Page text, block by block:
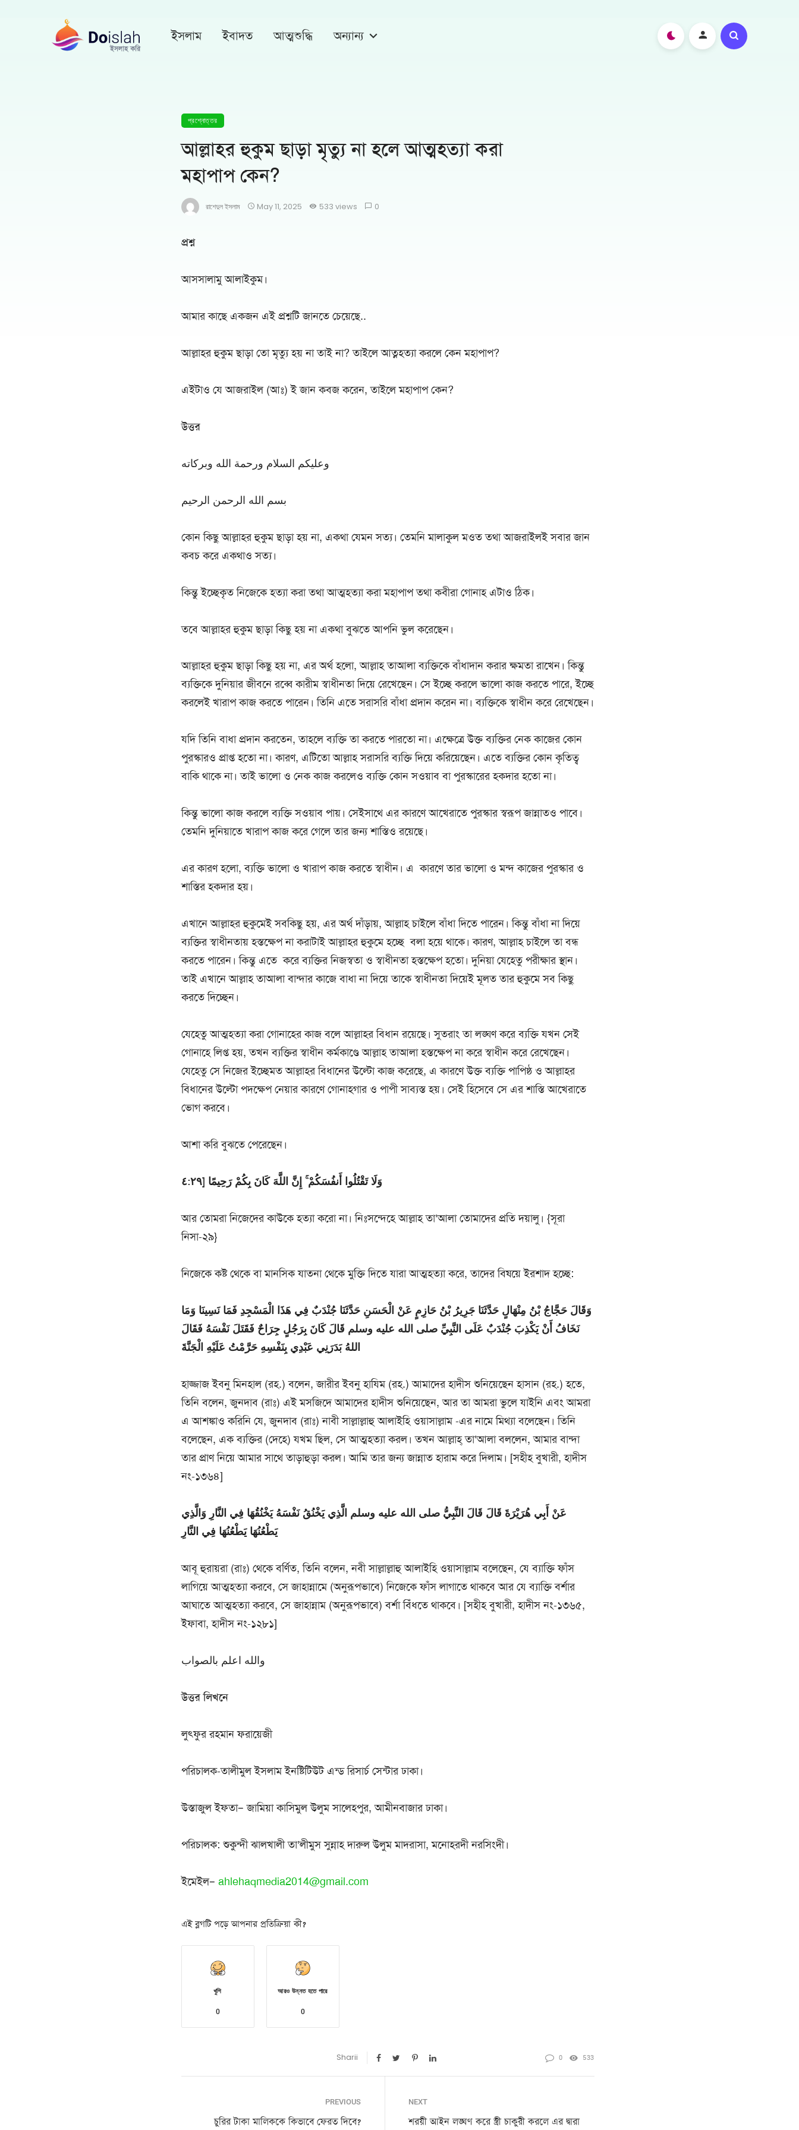
ইসলাম ইবাদত আত্মশুদ্ধি অন্যান্য
প্রশ্নোত্তর
আল্লাহর হুকুম ছাড়া মৃত্যু না হলে আত্মহত্যা করা
মহাপাপ কেন?
রাশেদুল ইসলাম May 11, 2025 533 views 0
প্রশ্ন
আসসালামু আলাইকুম।
আমার কাছে একজন এই প্রশ্নটি জানতে চেয়েছে..
আল্লাহর হুকুম ছাড়া তো মৃত্যু হয় না তাই না? তাইলে আত্নহত্যা করলে কেন মহাপাপ?
এইটাও যে আজরাইল (আঃ) ই জান কবজ করেন, তাইলে মহাপাপ কেন?
উত্তর
وعليكم السلام ورحمة الله وبركاته
بسم الله الرحمن الرحيم
কোন কিছু আল্লাহর হুকুম ছাড়া হয় না, একথা যেমন সত্য। তেমনি মালাকুল মওত তথা আজরাইলই সবার জান
কবচ করে একথাও সত্য।
কিন্তু ইচ্ছেকৃত নিজেকে হত্যা করা তথা আত্মহত্যা করা মহাপাপ তথা কবীরা গোনাহ এটাও ঠিক।
তবে আল্লাহর হুকুম ছাড়া কিছু হয় না একথা বুঝতে আপনি ভুল করেছেন।
আল্লাহর হুকুম ছাড়া কিছু হয় না, এর অর্থ হলো, আল্লাহ তাআলা ব্যক্তিকে বাঁধাদান করার ক্ষমতা রাখেন। কিন্তু
ব্যক্তিকে দুনিয়ার জীবনে রব্বে কারীম স্বাধীনতা দিয়ে রেখেছেন। সে ইচ্ছে করলে ভালো কাজ করতে পারে, ইচ্ছে
করলেই খারাপ কাজ করতে পারেন। তিনি এতে সরাসরি বাঁধা প্রদান করেন না। ব্যক্তিকে স্বাধীন করে রেখেছেন।
যদি তিনি বাধা প্রদান করতেন, তাহলে ব্যক্তি তা করতে পারতো না। এক্ষেত্রে উক্ত ব্যক্তির নেক কাজের কোন
পুরস্কারও প্রাপ্ত হতো না। কারণ, এটিতো আল্লাহ সরাসরি ব্যক্তি দিয়ে করিয়েছেন। এতে ব্যক্তির কোন কৃতিত্ব
বাকি থাকে না। তাই ভালো ও নেক কাজ করলেও ব্যক্তি কোন সওয়াব বা পুরস্কারের হকদার হতো না।
কিন্তু ভালো কাজ করলে ব্যক্তি সওয়াব পায়। সেইসাথে এর কারণে আখেরাতে পুরস্কার স্বরূপ জান্নাতও পাবে।
তেমনি দুনিয়াতে খারাপ কাজ করে গেলে তার জন্য শাস্তিও রয়েছে।
এর কারণ হলো, ব্যক্তি ভালো ও খারাপ কাজ করতে স্বাধীন। এ কারণে তার ভালো ও মন্দ কাজের পুরস্কার ও
শাস্তির হকদার হয়।
এখানে আল্লাহর হুকুমেই সবকিছু হয়, এর অর্থ দাঁড়ায়, আল্লাহ চাইলে বাঁধা দিতে পারেন। কিন্তু বাঁধা না দিয়ে
ব্যক্তির স্বাধীনতায় হস্তক্ষেপ না করাটাই আল্লাহর হুকুমে হচ্ছে বলা হয়ে থাকে। কারণ, আল্লাহ চাইলে তা বন্ধ
করতে পারেন। কিন্তু এতে করে ব্যক্তির নিজস্বতা ও স্বাধীনতা হস্তক্ষেপ হতো। দুনিয়া যেহেতু পরীক্ষার স্থান।
তাই এখানে আল্লাহ তাআলা বান্দার কাজে বাধা না দিয়ে তাকে স্বাধীনতা দিয়েই মূলত তার হুকুমে সব কিছু
করতে দিচ্ছেন।
যেহেতু আত্মহত্যা করা গোনাহের কাজ বলে আল্লাহর বিধান রয়েছে। সুতরাং তা লঙ্ঘণ করে ব্যক্তি যখন সেই
গোনাহে লিপ্ত হয়, তখন ব্যক্তির স্বাধীন কর্মকাণ্ডে আল্লাহ তাআলা হস্তক্ষেপ না করে স্বাধীন করে রেখেছেন।
যেহেতু সে নিজের ইচ্ছেমত আল্লাহর বিধানের উল্টো কাজ করেছে, এ কারণে উক্ত ব্যক্তি পাপিষ্ঠ ও আল্লাহর
বিধানের উল্টো পদক্ষেপ নেয়ার কারণে গোনাহগার ও পাপী সাব্যস্ত হয়। সেই হিসেবে সে এর শাস্তি আখেরাতে
ভোগ করবে।
আশা করি বুঝতে পেরেছেন।
وَلَا تَقْتُلُوا أَنفُسَكُمْ ۚ إِنَّ اللَّهَ كَانَ بِكُمْ رَحِيمًا [٤:٢٩
আর তোমরা নিজেদের কাউকে হত্যা করো না। নিঃসন্দেহে আল্লাহ তা’আলা তোমাদের প্রতি দয়ালু। {সূরা
নিসা-২৯}
নিজেকে কষ্ট থেকে বা মানসিক যাতনা থেকে মুক্তি দিতে যারা আত্মহত্যা করে, তাদের বিষয়ে ইরশাদ হচ্ছে:
وَقَالَ حَجَّاجُ بْنُ مِنْهَالٍ حَدَّثَنَا جَرِيرُ بْنُ حَازِمٍ عَنْ الْحَسَنِ حَدَّثَنَا جُنْدَبٌ فِي هَذَا الْمَسْجِدِ فَمَا نَسِينَا وَمَا
نَخَافُ أَنْ يَكْذِبَ جُنْدَبٌ عَلَى النَّبِيِّ صلى الله عليه وسلم قَالَ كَانَ بِرَجُلٍ جِرَاحٌ فَقَتَلَ نَفْسَهُ فَقَالَ
اللهُ بَدَرَنِي عَبْدِي بِنَفْسِهِ حَرَّمْتُ عَلَيْهِ الْجَنَّةَ
হাজ্জাজ ইবনু মিনহাল (রহ.) বলেন, জারীর ইবনু হাযিম (রহ.) আমাদের হাদীস শুনিয়েছেন হাসান (রহ.) হতে,
তিনি বলেন, জুনদাব (রাঃ) এই মসজিদে আমাদের হাদীস শুনিয়েছেন, আর তা আমরা ভুলে যাইনি এবং আমরা
এ আশঙ্কাও করিনি যে, জুনদাব (রাঃ) নাবী সাল্লাল্লাহু আলাইহি ওয়াসাল্লাম -এর নামে মিথ্যা বলেছেন। তিনি
বলেছেন, এক ব্যক্তির (দেহে) যখম ছিল, সে আত্মহত্যা করল। তখন আল্লাহ্ তা‘আলা বললেন, আমার বান্দা
তার প্রাণ নিয়ে আমার সাথে তাড়াহুড়া করল। আমি তার জন্য জান্নাত হারাম করে দিলাম। [সহীহ বুখারী, হাদীস
নং-১৩৬৪]
عَنْ أَبِي هُرَيْرَةَ قَالَ قَالَ النَّبِيُّ صلى الله عليه وسلم الَّذِي يَخْنُقُ نَفْسَهُ يَخْنُقُهَا فِي النَّارِ وَالَّذِي
يَطْعُنُهَا يَطْعُنُهَا فِي النَّارِ
আবূ হুরায়রা (রাঃ) থেকে বর্ণিত, তিনি বলেন, নবী সাল্লাল্লাহু আলাইহি ওয়াসাল্লাম বলেছেন, যে ব্যাক্তি ফাঁস
লাগিয়ে আত্মহত্যা করবে, সে জাহান্নামে (অনুরূপভাবে) নিজেকে ফাঁস লাগাতে থাকবে আর যে ব্যাক্তি বর্শার
আঘাতে আত্মহত্যা করবে, সে জাহান্নাম (অনুরূপভাবে) বর্শা বিঁধতে থাকবে। [সহীহ বুখারী, হাদীস নং-১৩৬৫,
ইফাবা, হাদীস নং-১২৮১]
والله اعلم بالصواب
উত্তর লিখনে
লুৎফুর রহমান ফরায়েজী
পরিচালক-তালীমুল ইসলাম ইনষ্টিটিউট এন্ড রিসার্চ সেন্টার ঢাকা।
উস্তাজুল ইফতা– জামিয়া কাসিমুল উলুম সালেহপুর, আমীনবাজার ঢাকা।
পরিচালক: শুকুন্দী ঝালখালী তা’লীমুস সুন্নাহ দারুল উলুম মাদরাসা, মনোহরদী নরসিংদী।
ইমেইল– ahlehaqmedia2014@gmail.com
এই ব্লগটি পড়ে আপনার প্রতিক্রিয়া কী?
খুশি
0
আরও উন্নত হতে পারে
0
0 533
Sharii
PREVIOUS
চুরির টাকা মালিককে কিভাবে ফেরত দিবে?
NEXT
শরয়ী আইন লঙ্ঘণ করে স্ত্রী চাকুরী করলে এর দ্বারা